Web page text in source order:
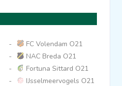
-
FC Volendam O21
-
NAC Breda O21
-
Fortuna Sittard O21
- IJsselmeervogels O21